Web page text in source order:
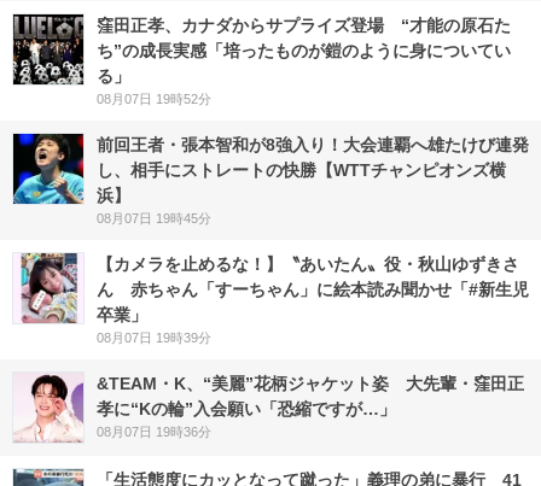
窪田正孝、カナダからサプライズ登場 “才能の原石た
ち”の成長実感「培ったものが鎧のように身についてい
る」
08月07日 19時52分
前回王者・張本智和が8強入り！大会連覇へ雄たけび連発
し、相手にストレートの快勝【WTTチャンピオンズ横
浜】
08月07日 19時45分
【カメラを止めるな！】〝あいたん〟役・秋山ゆずきさ
ん 赤ちゃん「すーちゃん」に絵本読み聞かせ「#新生児
卒業」
08月07日 19時39分
&TEAM・K、“美麗”花柄ジャケット姿 大先輩・窪田正
孝に“Kの輪”入会願い「恐縮ですが…」
08月07日 19時36分
「生活態度にカッとなって蹴った」義理の弟に暴行 41